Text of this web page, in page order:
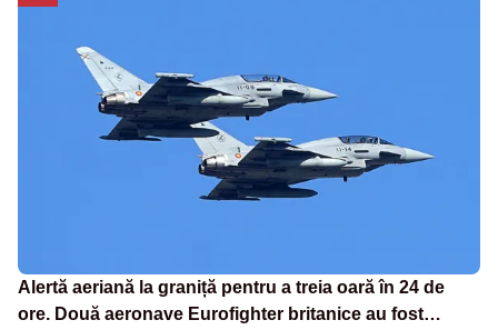
Alertă aeriană la graniță pentru a treia oară în 24 de
ore. Două aeronave Eurofighter britanice au fost